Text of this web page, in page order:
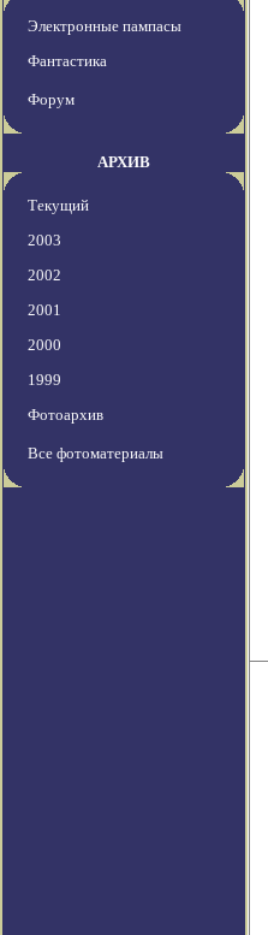
Электронные пампасы
Фантастика
Форум
АРХИВ
Текущий
2003
2002
2001
2000
1999
Фотоархив
Все фотоматериалы